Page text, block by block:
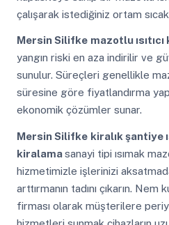
çalışarak istediğiniz ortam
Mersin Silifke mazotlu
yangın riski en aza indirilir ve
sunulur. Süreçleri genellikle
süresine göre fiyatlandırma
ekonomik çözümler sunar.
Mersin Silifke kiralık şantiye
kiralamasanayi tipi ısımak
hizmetimizle işlerinizi
arttırmanın tadını çıkarın.
firması olarak müşterilere